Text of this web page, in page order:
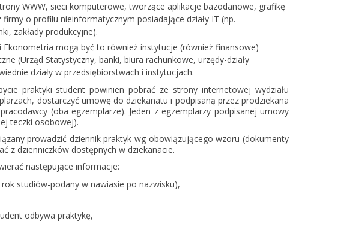
WWW, sieci komputerowe, tworzące aplikacje bazodanowe, grafikę
o profilu nieinformatycznym posiadające działy IT (np.
zakłady produkcyjne).
mogą być to również instytucje (również finansowe)
(Urząd Statystyczny, banki, biura rachunkowe, urzędy-działy
działy w przedsiębiorstwach i instytucjach.
praktyki student powinien pobrać ze strony internetowej wydziału
dostarczyć umowę do dziekanatu i podpisaną przez prodziekana
(oba egzemplarze). Jeden z egzemplarzy podpisanej umowy
teczki osobowej).
prowadzić dziennik praktyk wg obowiązującego wzoru (dokumenty
z dzienniczków dostępnych w dziekanacie.
następujące informacje:
studiów-podany w nawiasie po nazwisku),
odbywa praktykę,